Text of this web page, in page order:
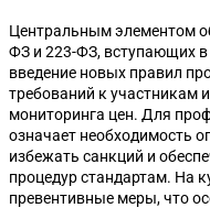
Центральным элементом
ФЗ и 223-ФЗ, вступающих в
введение новых правил
требований к участникам
мониторинга цен. Для
означает необходимость
избежать санкций и
процедур стандартам. На
превентивные меры, что